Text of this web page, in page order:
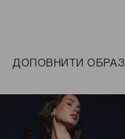
ДОПОВНИТИ ОБРАЗ